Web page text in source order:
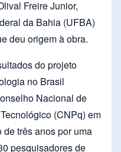
Freire Junior,
da Bahia (UFBA)
deu origem à obra.
do projeto
no Brasil
Nacional de
(CNPq) em
três anos por uma
pesquisadores de